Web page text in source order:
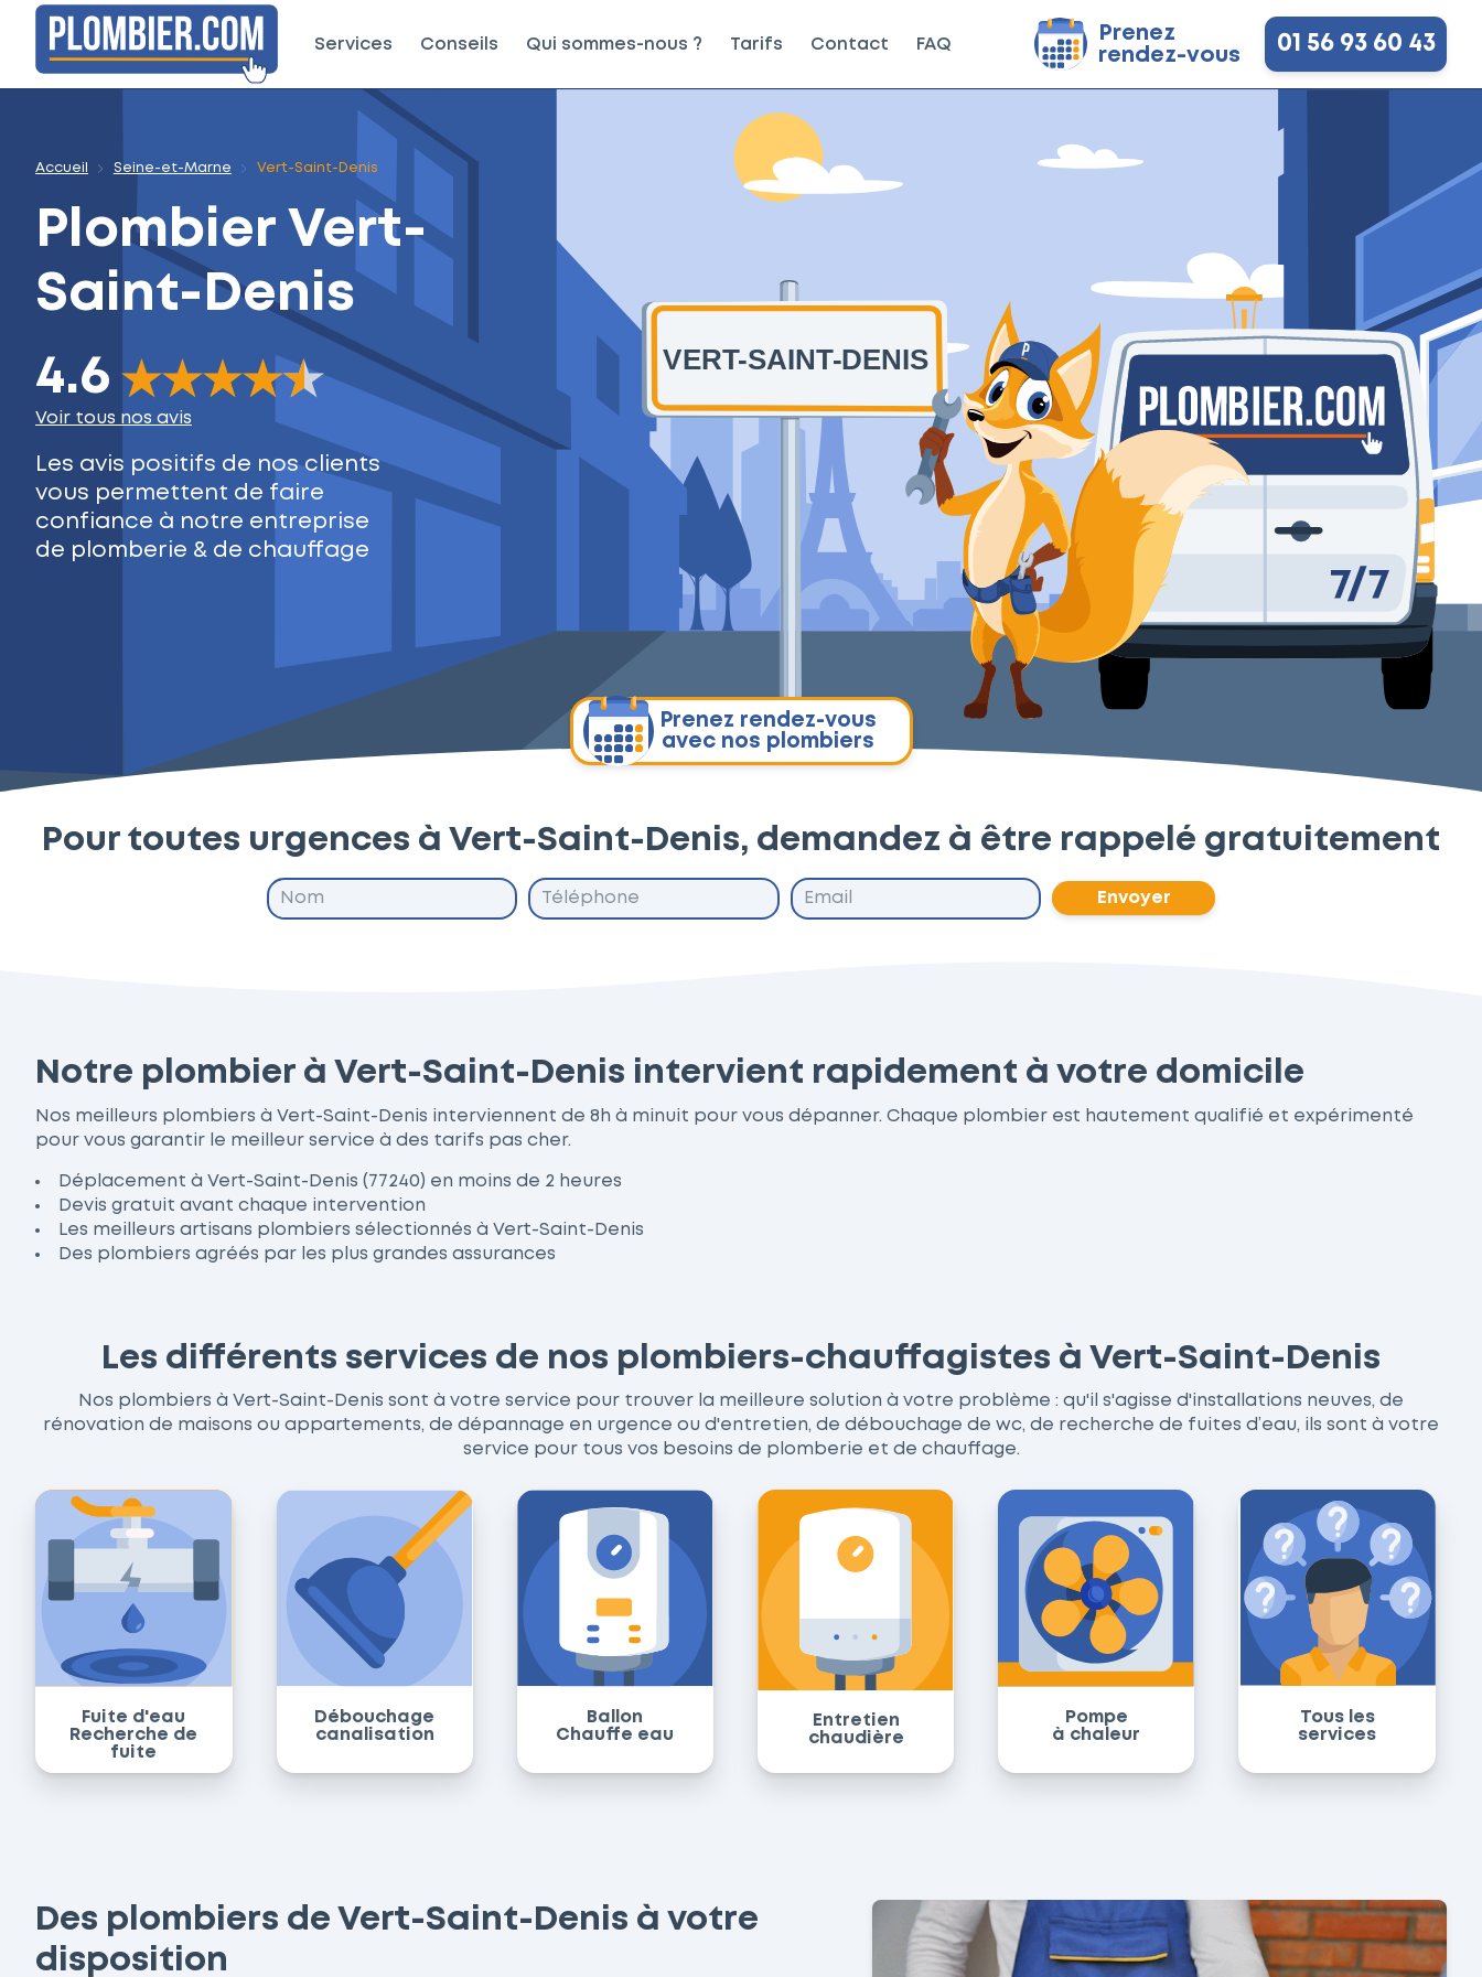
Services Conseils Qui sommes-nous ? Tarifs Contact FAQ
Prenez
rendez-vous
01 56 93 60 43
Accueil Seine-et-Marne Vert-Saint-Denis
Plombier Vert-
Saint-Denis
4.6
The rating of this product is4.6out of 5
Voir tous nos avis
Les avis positifs de nos clients
vous permettent de faire
confiance à notre entreprise
de plomberie & de chauffage
Prenez rendez-vous
avec nos plombiers
VERT-SAINT-DENIS
Pour toutes urgences à Vert-Saint-Denis, demandez à être rappelé gratuitement
Envoyer
Notre plombier à Vert-Saint-Denis intervient rapidement à votre domicile
Nos meilleurs plombiers à Vert-Saint-Denis interviennent de 8h à minuit pour vous dépanner. Chaque plombier est hautement qualifié et expérimenté
pour vous garantir le meilleur service à des tarifs pas cher.
Déplacement à Vert-Saint-Denis (77240) en moins de 2 heures
Devis gratuit avant chaque intervention
Les meilleurs artisans plombiers sélectionnés à Vert-Saint-Denis
Des plombiers agréés par les plus grandes assurances
Les différents services de nos plombiers-chauffagistes à Vert-Saint-Denis
Nos plombiers à Vert-Saint-Denis sont à votre service pour trouver la meilleure solution à votre problème : qu'il s'agisse d'installations neuves, de
rénovation de maisons ou appartements, de dépannage en urgence ou d'entretien, de débouchage de wc, de recherche de fuites d’eau, ils sont à votre
service pour tous vos besoins de plomberie et de chauffage.
Fuite d'eau
Recherche de
fuite
Débouchage
canalisation
Ballon
Chauffe eau
Entretien
chaudière
Pompe
à chaleur
Tous les
services
Des plombiers de Vert-Saint-Denis à votre
disposition